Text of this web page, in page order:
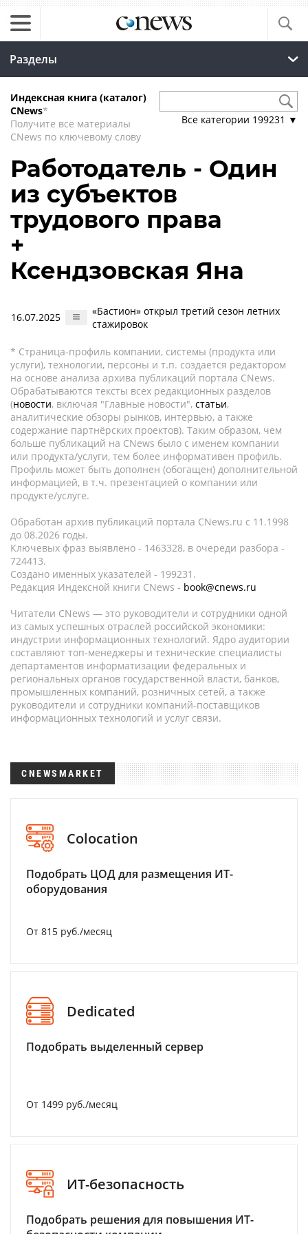
Разделы
Индексная книга (каталог)
CNews*
Получите все материалы
CNews по ключевому слову
Все категории 199231 ▼
Работодатель - Один
из субъектов
трудового права
+
Ксендзовская Яна
16.07.2025
«Бастион» открыл третий сезон летних
стажировок
* Страница-профиль компании, системы (продукта или
услуги), технологии, персоны и т.п. создается редактором
на основе анализа архива публикаций портала CNews.
Обрабатываются тексты всех редакционных разделов
(новости, включая "Главные новости", статьи,
аналитические обзоры рынков, интервью, а также
содержание партнёрских проектов). Таким образом, чем
больше публикаций на CNews было с именем компании
или продукта/услуги, тем более информативен профиль.
Профиль может быть дополнен (обогащен) дополнительной
информацией, в т.ч. презентацией о компании или
продукте/услуге.
Обработан архив публикаций портала CNews.ru c 11.1998
до 08.2026 годы.
Ключевых фраз выявлено - 1463328, в очереди разбора -
724413.
Создано именных указателей - 199231.
Редакция Индексной книги CNews - book@cnews.ru
Читатели CNews — это руководители и сотрудники одной
из самых успешных отраслей российской экономики:
индустрии информационных технологий. Ядро аудитории
составляют топ-менеджеры и технические специалисты
департаментов информатизации федеральных и
региональных органов государственной власти, банков,
промышленных компаний, розничных сетей, а также
руководители и сотрудники компаний-поставщиков
информационных технологий и услуг связи.
CNEWSMARKET
Colocation
Подобрать ЦОД для размещения ИТ-
оборудования
От 815 руб./месяц
Dedicated
Подобрать выделенный сервер
От 1499 руб./месяц
ИТ-безопасность
Подобрать решения для повышения ИТ-